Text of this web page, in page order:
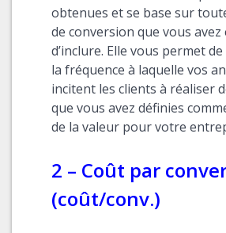
obtenues et se base sur
de conversion que vous avez
d’inclure. Elle vous permet
la fréquence à laquelle vos
incitent les clients à réaliser
que vous avez définies
de la valeur pour votre
2 – Coût par
(coût/conv.)